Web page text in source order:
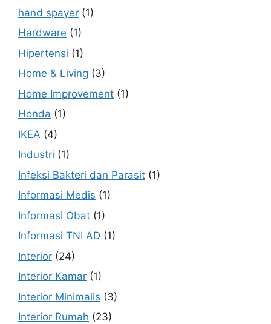
hand spayer (1)
Hardware (1)
Hipertensi (1)
Home & Living (3)
Home Improvement (1)
Honda (1)
IKEA (4)
Industri (1)
Infeksi Bakteri dan Parasit (1)
Informasi Medis (1)
Informasi Obat (1)
Informasi TNI AD (1)
Interior (24)
Interior Kamar (1)
Interior Minimalis (3)
Interior Rumah (23)